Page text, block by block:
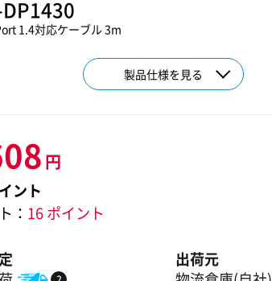
1.4対応ケーブル 3m
製品仕様を見る
円
ント
： 16 ポイント
出荷元